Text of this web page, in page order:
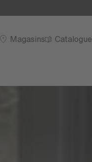
Magasins Catalogue